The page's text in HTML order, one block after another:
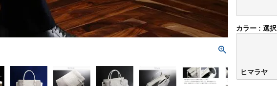
カラー 選
ヒマラヤ